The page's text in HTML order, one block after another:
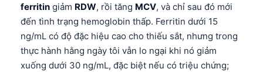
ferritin giảm RDW, rồi tăng MCV, và chỉ sau đó mới
đến tình trạng hemoglobin thấp. Ferritin dưới 15
ng/mL có độ đặc hiệu cao cho thiếu sắt, nhưng trong
thực hành hằng ngày tôi vẫn lo ngại khi nó giảm
xuống dưới 30 ng/mL, đặc biệt nếu có triệu chứng;
Português
Ελληνικά
Türkçe